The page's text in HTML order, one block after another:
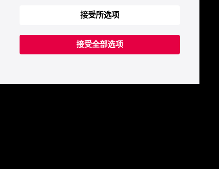
接受所选项
接受全部选项